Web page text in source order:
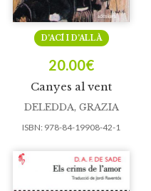
Canyes al vent
D’ACÍ I D’ALLÀ
20.00€
DELEDDA, GRAZIA
ISBN: 978-84-19908-42-1